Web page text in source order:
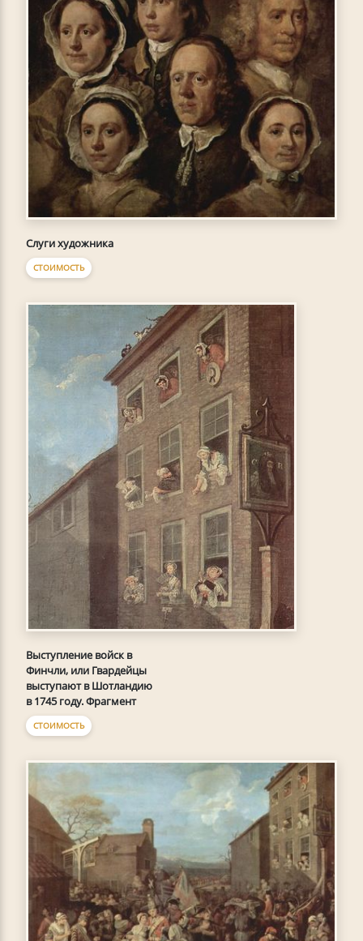
Слуги художника
СТОИМОСТЬ
Выступление войск в
Финчли, или Гвардейцы
выступают в Шотландию
в 1745 году. Фрагмент
СТОИМОСТЬ